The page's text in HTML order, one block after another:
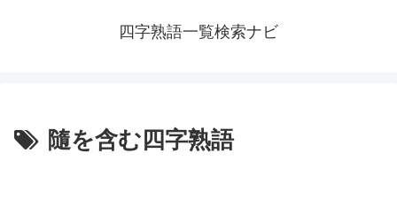
四字熟語一覧検索ナビ
隨を含む四字熟語